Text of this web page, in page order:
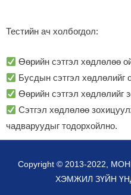
Тестийн ач холбогдол:
Өөрийн сэтгэл хөдлөлөө
Бусдын сэтгэл хөдлөлийг
Өөрийн сэтгэл хөдлөлийг
Сэтгэл хөдлөлөө
чадваруудыг тодорхойлно.
Copyright © 2013-2022,
ХЭМЖИЛ ЗҮЙН